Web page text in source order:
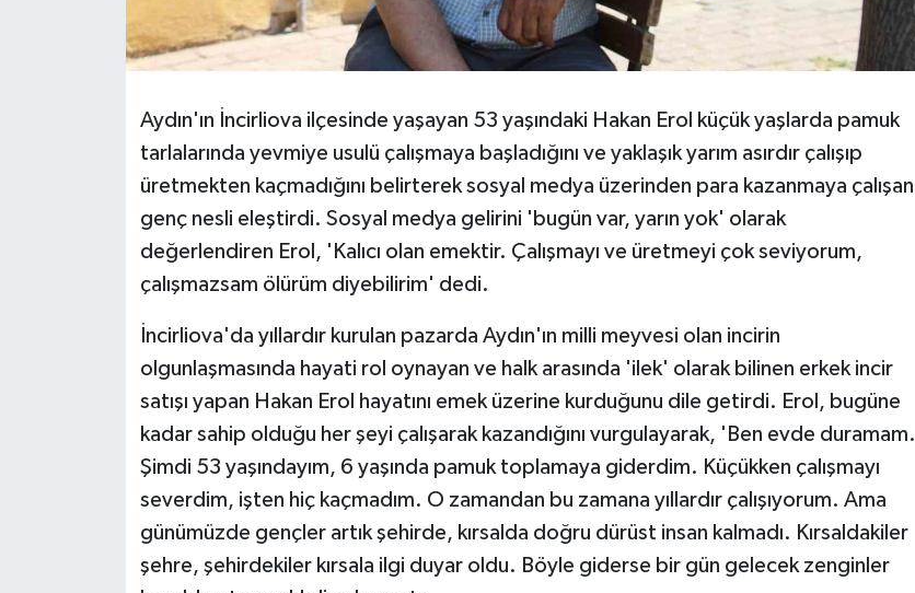
Aydın'ın İncirliova ilçesinde yaşayan 53 yaşındaki Hakan Erol küçük yaşlarda pamuk
tarlalarında yevmiye usulü çalışmaya başladığını ve yaklaşık yarım asırdır çalışıp
üretmekten kaçmadığını belirterek sosyal medya üzerinden para kazanmaya çalışan
genç nesli eleştirdi. Sosyal medya gelirini 'bugün var, yarın yok' olarak
değerlendiren Erol, 'Kalıcı olan emektir. Çalışmayı ve üretmeyi çok seviyorum,
çalışmazsam ölürüm diyebilirim' dedi.
İncirliova'da yıllardır kurulan pazarda Aydın'ın milli meyvesi olan incirin
olgunlaşmasında hayati rol oynayan ve halk arasında 'ilek' olarak bilinen erkek incir
satışı yapan Hakan Erol hayatını emek üzerine kurduğunu dile getirdi. Erol, bugüne
kadar sahip olduğu her şeyi çalışarak kazandığını vurgulayarak, 'Ben evde duramam.
Şimdi 53 yaşındayım, 6 yaşında pamuk toplamaya giderdim. Küçükken çalışmayı
severdim, işten hiç kaçmadım. O zamandan bu zamana yıllardır çalışıyorum. Ama
günümüzde gençler artık şehirde, kırsalda doğru dürüst insan kalmadı. Kırsaldakiler
şehre, şehirdekiler kırsala ilgi duyar oldu. Böyle giderse bir gün gelecek zenginler